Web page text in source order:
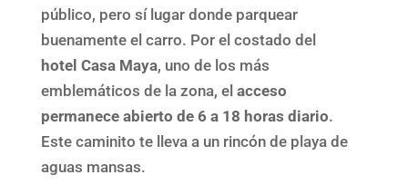
público, pero sí lugar donde parquear
buenamente el carro. Por el costado del
hotel Casa Maya, uno de los más
emblemáticos de la zona, el acceso
permanece abierto de 6 a 18 horas diario.
Este caminito te lleva a un rincón de playa de
aguas mansas.